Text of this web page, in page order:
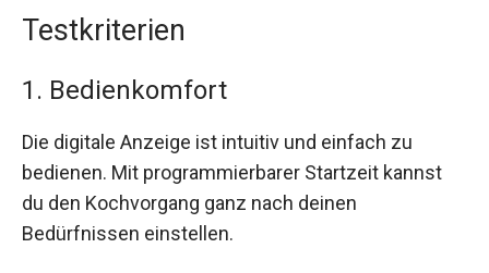
Testkriterien
1. Bedienkomfort
Die digitale Anzeige ist intuitiv und einfach zu
bedienen. Mit programmierbarer Startzeit kannst
du den Kochvorgang ganz nach deinen
Bedürfnissen einstellen.